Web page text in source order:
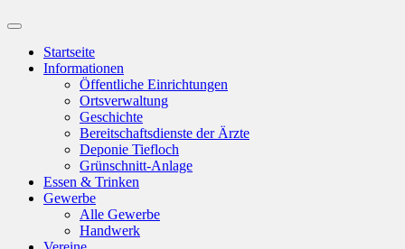
Suchfeld
ein-/ausblenden
Startseite
Informationen
Öffentliche Einrichtungen
Ortsverwaltung
Geschichte
Bereitschaftsdienste der Ärzte
Deponie Tiefloch
Grünschnitt-Anlage
Essen & Trinken
Gewerbe
Alle Gewerbe
Handwerk